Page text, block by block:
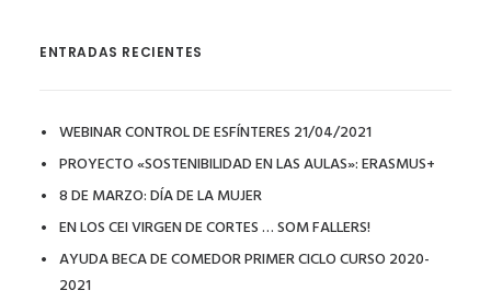
ENTRADAS RECIENTES
WEBINAR CONTROL DE ESFÍNTERES 21/04/2021
PROYECTO «SOSTENIBILIDAD EN LAS AULAS»: ERASMUS+
8 DE MARZO: DÍA DE LA MUJER
EN LOS CEI VIRGEN DE CORTES … SOM FALLERS!
AYUDA BECA DE COMEDOR PRIMER CICLO CURSO 2020-
2021